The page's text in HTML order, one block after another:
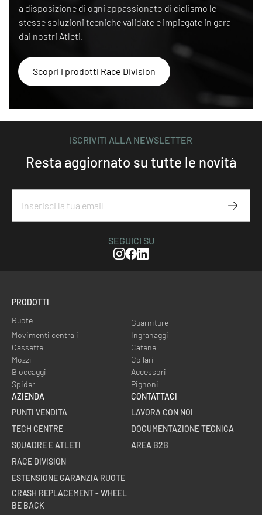
a disposizione di ogni appassionato di ciclismo le
stesse soluzioni tecniche validate e impiegate in gara
dai nostri Atleti.
Scopri i prodotti Race Division
ISCRIVITI ALLA NEWSLETTER
Resta aggiornato su tutte le novità
Iscriviti
SEGUICI SU
Instagram
Facebook
Linkedin
PRODOTTI
Ruote
Guarniture
Movimenti centrali
Ingranaggi
Cassette
Catene
Mozzi
Collari
Bloccaggi
Accessori
Spider
Pignoni
AZIENDA
PUNTI VENDITA
TECH CENTRE
SQUADRE E ATLETI
RACE DIVISION
ESTENSIONE GARANZIA RUOTE
CRASH REPLACEMENT - WHEEL
BE BACK
CONTATTACI
LAVORA CON NOI
DOCUMENTAZIONE TECNICA
AREA B2B